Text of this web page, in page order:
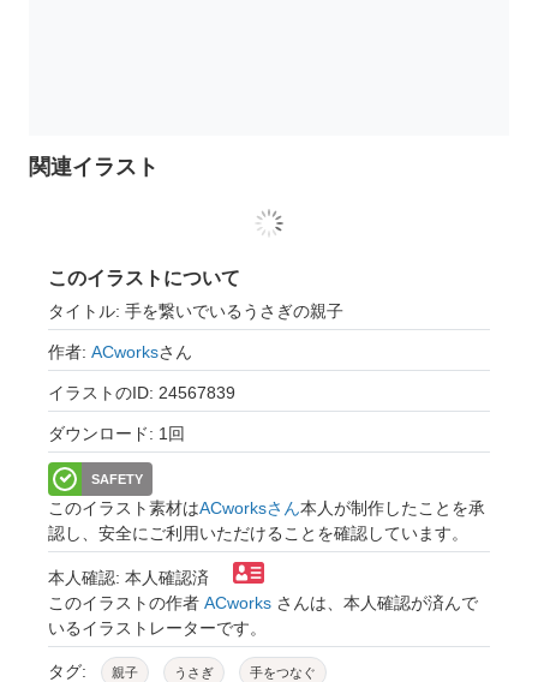
関連イラスト
このイラストについて
タイトル: 手を繋いでいるうさぎの親子
作者: ACworksさん
イラストのID: 24567839
ダウンロード: 1回
SAFETY
このイラスト素材はACworksさん本人が制作したことを承
認し、安全にご利用いただけることを確認しています。
本人確認: 本人確認済
このイラストの作者 ACworks さんは、本人確認が済んで
いるイラストレーターです。
タグ: 親子 うさぎ 手をつなぐ